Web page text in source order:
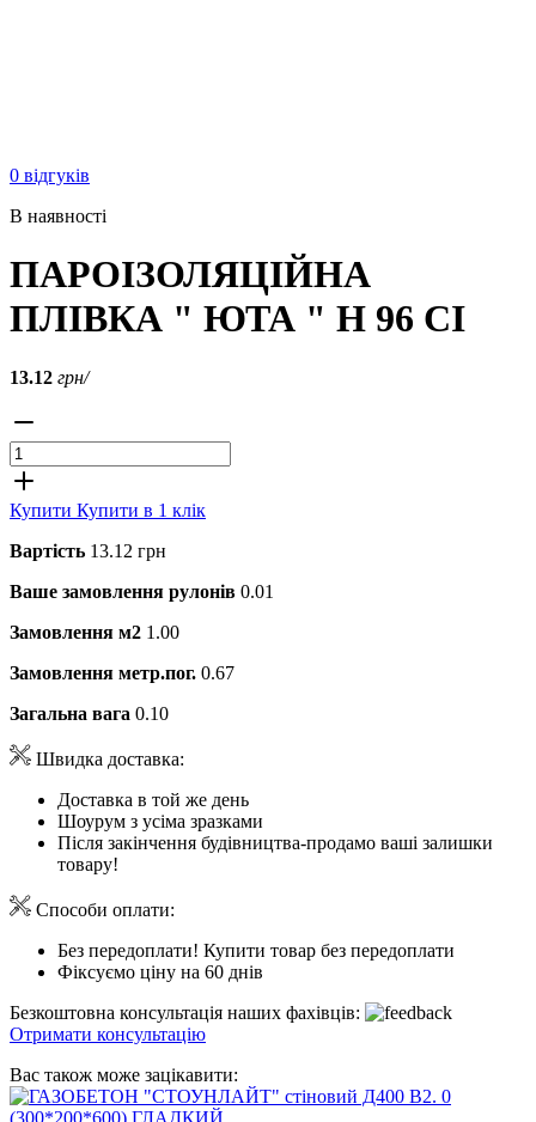
0 відгуків
В наявності
ПАРОІЗОЛЯЦІЙНА
ПЛІВКА " ЮТА " Н 96 СІ
13.12 грн/
Купити Купити в 1 клік
Вартість 13.12 грн
Ваше замовлення рулонів 0.01
Замовлення м2 1.00
Замовлення метр.пог. 0.67
Загальна вага 0.10
Швидка доставка:
Доставка в той же день
Шоурум з усіма зразками
Після закінчення будівництва-продамо ваші залишки
товару!
Способи оплати:
Без передоплати! Купити товар без передоплати
Фіксуємо ціну на 60 днів
Безкоштовна консультація наших фахівців:
Отримати консультацію
Вас також може зацікавити: